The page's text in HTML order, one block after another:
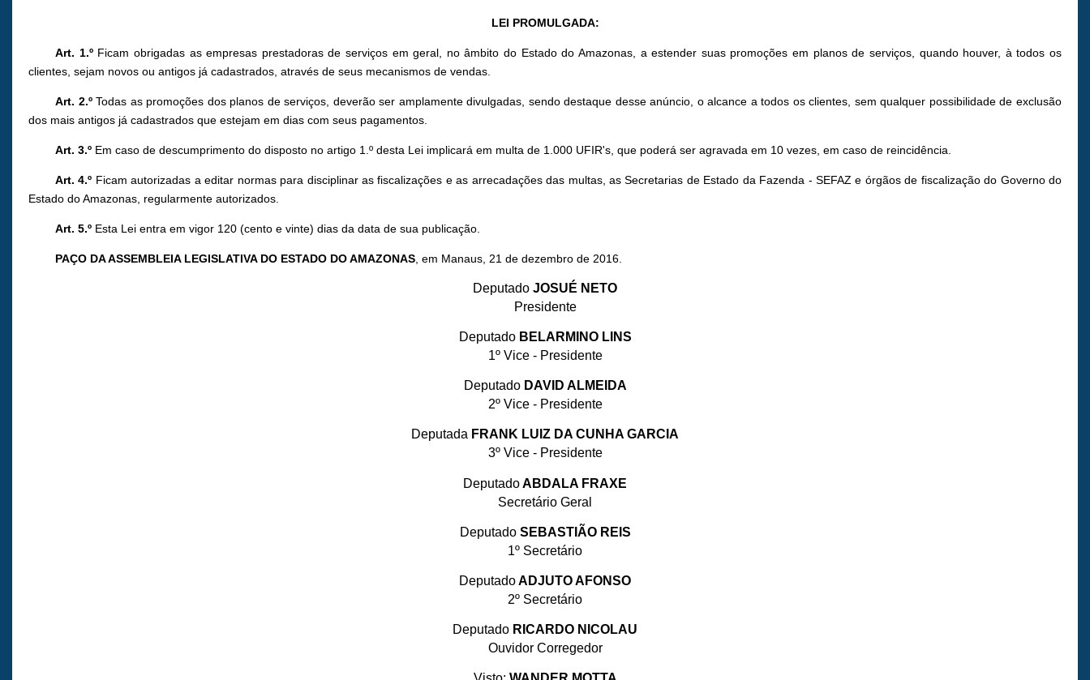
LEI PROMULGADA:
Art. 1.ºFicam obrigadas as empresas prestadoras de serviços em geral, no âmbito do Estado do Amazonas, a estender suas promoções em planos de serviços, quando houver, à todos os
clientes, sejam novos ou antigos já cadastrados, através de seus mecanismos de vendas.
Art. 2.ºTodas as promoções dos planos de serviços, deverão ser amplamente divulgadas, sendo destaque desse anúncio, o alcance a todos os clientes, sem qualquer possibilidade de exclusão
dos mais antigos já cadastrados que estejam em dias com seus pagamentos.
Art. 3.º Em caso de descumprimento do disposto no artigo 1.º desta Lei implicará em multa de 1.000 UFIR's, que poderá ser agravada em 10 vezes, em caso de reincidência.
Art. 4.º Ficam autorizadas a editar normas para disciplinar as fiscalizações e as arrecadações das multas, as Secretarias de Estado da Fazenda - SEFAZ e órgãos de fiscalização do Governo do
Estado do Amazonas, regularmente autorizados.
Art. 5.º Esta Lei entra em vigor 120 (cento e vinte) dias da data de sua publicação.
PAÇO DA ASSEMBLEIA LEGISLATIVA DO ESTADO DO AMAZONAS, em Manaus, 21 de dezembro de 2016.
Deputado JOSUÉ NETO
Presidente
DeputadoBELARMINO LINS
1º Vice - Presidente
DeputadoDAVID ALMEIDA
2º Vice - Presidente
Deputada FRANK LUIZ DA CUNHA GARCIA
3º Vice - Presidente
DeputadoABDALA FRAXE
Secretário Geral
DeputadoSEBASTIÃO REIS
1º Secretário
DeputadoADJUTO AFONSO
2º Secretário
Deputado RICARDO NICOLAU
Ouvidor Corregedor